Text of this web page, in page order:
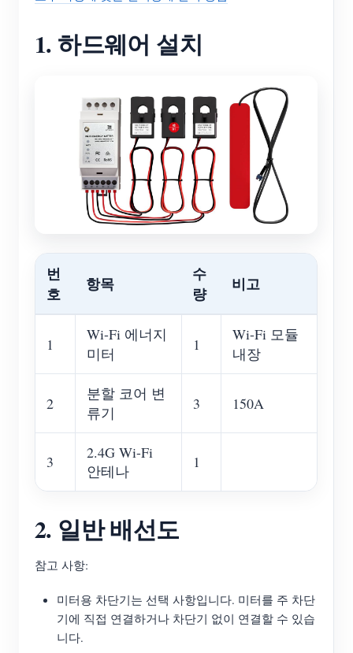
1. 하드웨어 설치
번
호
항목
수
량
비고
1
Wi-Fi 에너지
미터
1
Wi-Fi 모듈
내장
2
분할 코어 변
류기
3 150A
3
2.4G Wi-Fi
안테나
1
2. 일반 배선도
참고 사항:
미터용 차단기는 선택 사항입니다. 미터를 주 차단
기에 직접 연결하거나 차단기 없이 연결할 수 있습
니다.